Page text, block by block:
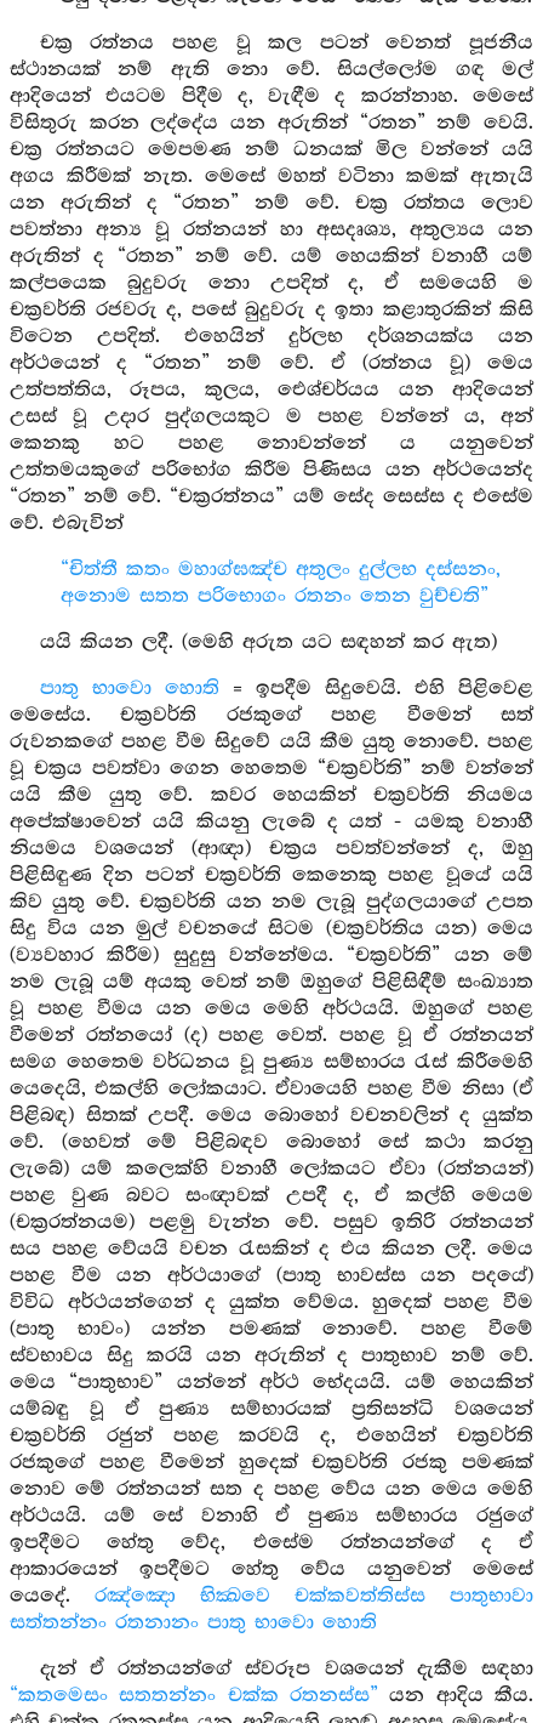
චක්‍ර රත්නය පහළ වූ කල පටන් වෙනත් පූජනීය
ස්ථානයක් නම් ඇති නො වේ. සියල්ලෝම ගඳ මල්
ආදියෙන් එයටම පිදීම ද, වැඳීම ද කරන්නාහ. මෙසේ
විසිතුරු කරන ලද්දේය යන අරුතින් “රතන” නම් වෙයි.
චක්‍ර රත්නයට මෙපමණ නම් ධනයක් මිල වන්නේ යයි
අගය කිරීමක් නැත. මෙසේ මහත් වටිනා කමක් ඇතැයි
යන අරුතින් ද “රතන” නම් වේ. චක්‍ර රත්තය ලොව
පවත්නා අන්‍ය වූ රත්නයන් හා අසදෘශ්‍ය, අතුල්‍යය යන
අරුතින් ද “රතන” නම් වේ. යම් හෙයකින් වනාහී යම්
කල්පයෙක බුදුවරු නො උපදිත් ද, ඒ සමයෙහි ම
චක්‍රවර්ති රජවරු ද, පසේ බුදුවරු ද ඉතා කළාතුරකින් කිසි
විටෙන උපදිත්. එහෙයින් දුර්ලභ දර්ශනයක්ය යන
අර්ථයෙන් ද “රතන” නම් වේ. ඒ (රත්නය වූ) මෙය
උත්පත්තිය, රූපය, කුලය, ඓශ්චර්යය යන ආදියෙන්
උසස් වූ උදාර පුද්ගලයකුට ම පහළ වන්නේ ය, අන්
කෙනකු හට පහළ නොවන්නේ ය යනුවෙන්
උත්තමයකුගේ පරිභෝග කිරීම පිණිසය යන අර්ථයෙන්ද
“රතන” නම් වේ. “චක්‍රරත්නය” යම් සේද සෙස්ස ද එසේම
වේ. එබැවින්
“චිත්තී කතං මහාග්ඝඤ්ච අතුලං දුල්ලභ දස්සනං,
අනොම සතත පරිභොගං රතනං තෙන වුච්චති”
යයි කියන ලදී. (මෙහි අරුත යට සඳහන් කර ඇත)
පාතු භාවො හොති = ඉපදීම සිදුවෙයි. එහි පිළිවෙළ
මෙසේය. චක්‍රවර්ති රජකුගේ පහළ වීමෙන් සත්
රුවනකගේ පහළ වීම සිදුවේ යයි කීම යුතු නොවේ. පහළ
වූ චක්‍රය පවත්වා ගෙන හෙතෙම “චක්‍රවර්ති” නම් වන්නේ
යයි කීම යුතු වේ. කවර හෙයකින් චක්‍රවර්ති නියමය
අපේක්ෂාවෙන් යයි කියනු ලැබේ ද යත් - යමකු වනාහී
නියමය වශයෙන් (ආඥා) චක්‍රය පවත්වන්නේ ද, ඔහු
පිළිසිඳුණ දින පටන් චක්‍රවර්ති කෙනෙකු පහළ වූයේ යයි
කිව යුතු වේ. චක්‍රවර්ති යන නම ලැබූ පුද්ගලයාගේ උපත
සිදු විය යන මුල් වචනයේ සිටම (චක්‍රවර්තිය යන) මෙය
(ව්‍යවහාර කිරීම) සුදුසු වන්නේමය. “චක්‍රවර්ති” යන මේ
නම ලැබූ යම් අයකු වෙත් නම් ඔහුගේ පිළිසිඳීම් සංඛ්‍යාත
වූ පහළ වීමය යන මෙය මෙහි අර්ථයයි. ඔහුගේ පහළ
වීමෙන් රත්නයෝ (ද) පහළ වෙත්. පහළ වූ ඒ රත්නයන්
සමග හෙතෙම වර්ධනය වූ පුණ්‍ය සම්භාරය රැස් කිරීමෙහි
යෙදෙයි, එකල්හි ලෝකයාට. ඒවායෙහි පහළ වීම නිසා (ඒ
පිළිබඳ) සිතක් උපදී. මෙය බොහෝ වචනවලින් ද යුක්ත
වේ. (හෙවත් මේ පිළිබඳව බොහෝ සේ කථා කරනු
ලැබේ) යම් කලෙක්හි වනාහී ලෝකයට ඒවා (රත්නයන්)
පහළ වුණ බවට සංඥාවක් උපදී ද, ඒ කල්හි මෙයම
(චක්‍රරත්නයම) පළමු වැන්න වේ. පසුව ඉතිරි රත්නයන්
සය පහළ වේයයි වචන රැසකින් ද එය කියන ලදී. මෙය
පහළ වීම යන අර්ථයාගේ (පාතු භාවස්ස යන පදයේ)
විවිධ අර්ථයන්ගෙන් ද යුක්ත වේමය. හුදෙක් පහළ වීම
(පාතු භාවං) යන්න පමණක් නොවේ. පහළ වීමේ
ස්වභාවය සිදු කරයි යන අරුතින් ද පාතුභාව නම් වේ.
මෙය “පාතුභාව” යන්නේ අර්ථ භේදයයි. යම් හෙයකින්
යම්බඳු වූ ඒ පුණ්‍ය සම්භාරයක් ප්‍රතිසන්ධි වශයෙන්
චක්‍රවර්ති රජුන් පහළ කරවයි ද, එහෙයින් චක්‍රවර්ති
රජකුගේ පහළ වීමෙන් හුදෙක් චක්‍රවර්ති රජකු පමණක්
නොව මේ රත්නයන් සත ද පහළ වේය යන මෙය මෙහි
අර්ථයයි. යම් සේ වනාහි ඒ පුණ්‍ය සම්භාරය රජුගේ
ඉපදීමට හේතු වේද, එසේම රත්නයන්ගේ ද ඒ
ආකාරයෙන් ඉපදීමට හේතු වේය යනුවෙන් මෙසේ
යෙදේ. රඤ්ඤො භික්‍ඛවෙ චක්කවත්තිස්ස පාතුභාවා
සත්තන්නං රතනානං පාතු භාවො හොති
දැන් ඒ රත්නයන්ගේ ස්වරූප වශයෙන් දැකීම සඳහා
“කතමෙසං සතතන්නං චක්ක රතනස්ස” යන ආදිය කීය.